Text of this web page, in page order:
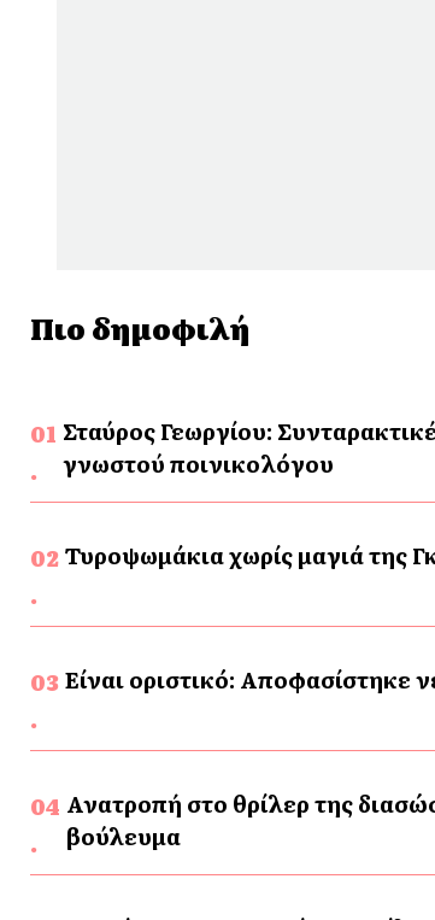
Πιο δημοφιλή
Σταύρος Γεωργίου:
γνωστού ποινικολόγου
Τυροψωμάκια χωρίς μαγιά της
Είναι οριστικό: Αποφασίστηκε
Ανατροπή στο θρίλερ της
βούλευμα